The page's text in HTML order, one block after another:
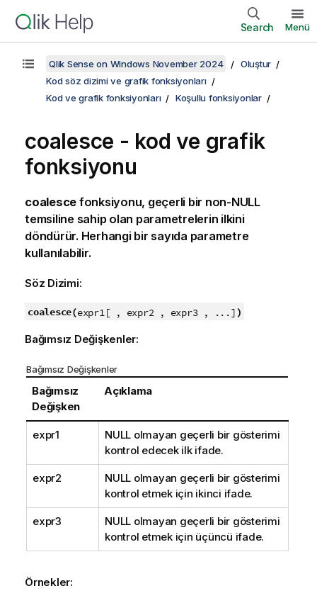
Search Menü
Qlik Sense on Windows November 2024
Oluştur
Kod söz dizimi ve grafik fonksiyonları
Kod ve grafik fonksiyonları
Koşullu fonksiyonlar
coalesce - kod ve grafik
fonksiyonu
coalesce fonksiyonu, geçerli bir non-NULL
temsiline sahip olan parametrelerin ilkini
döndürür. Herhangi bir sayıda parametre
kullanılabilir.
Söz Dizimi:
coalesce(expr1[ , expr2 , expr3 , ...] )
Bağımsız Değişkenler:
Bağımsız Değişkenler
Bağımsız
Değişken
Açıklama
expr1
NULL olmayan geçerli bir gösterimi
kontrol edecek ilk ifade.
expr2
NULL olmayan geçerli bir gösterimi
kontrol etmek için ikinci ifade.
expr3
NULL olmayan geçerli bir gösterimi
kontrol etmek için üçüncü ifade.
Örnekler: